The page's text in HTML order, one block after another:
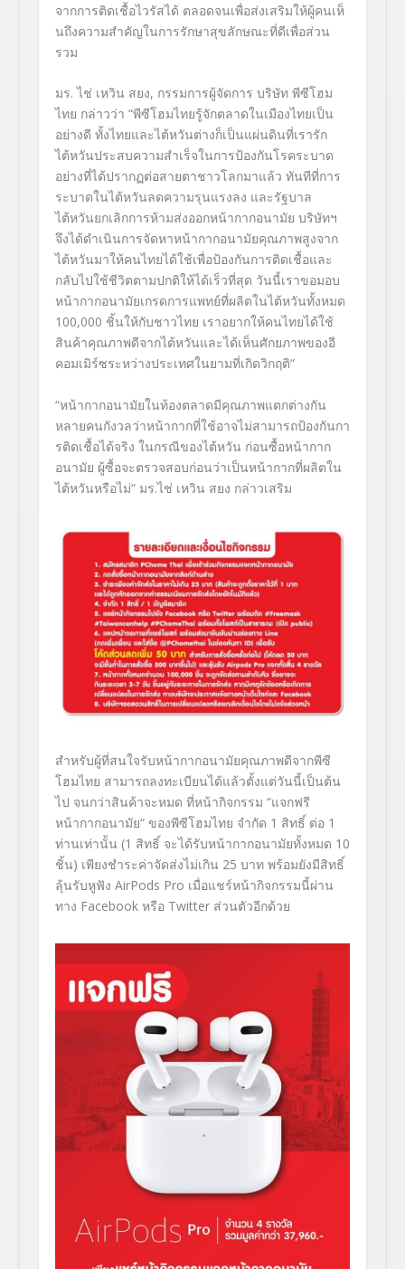
จากการติดเชื้อไวรัสได้ ตลอดจนเพื่อส่งเสริมให้ผู้คนเห็
นถึงความสำคัญในการรักษาสุขลักษณะที่ดีเพื่อส่วน
รวม
มร. ไช่ เหวิน สยง, กรรมการผู้จัดการ บริษัท พีซีโฮม
ไทย กล่าวว่า “พีซีโฮมไทยรู้จักตลาดในเมืองไทยเป็น
อย่างดี ทั้งไทยและไต้หวันต่างก็เป็นแผ่นดินที่เรารัก
ไต้หวันประสบความสำเร็จในการป้องกันโรคระบาด
อย่างที่ได้ปรากฏต่อสายตาชาวโลกมาแล้ว ทันทีที่การ
ระบาดในไต้หวันลดความรุนแรงลง และรัฐบาล
ไต้หวันยกเลิกการห้ามส่งออกหน้ากากอนามัย บริษัทฯ
จึงได้ดำเนินการจัดหาหน้ากากอนามัยคุณภาพสูงจาก
ไต้หวันมาให้คนไทยได้ใช้เพื่อป้องกันการติดเชื้อและ
กลับไปใช้ชีวิตตามปกติให้ได้เร็วที่สุด วันนี้เราขอมอบ
หน้ากากอนามัยเกรดการแพทย์ที่ผลิตในไต้หวันทั้งหมด
100,000 ชิ้นให้กับชาวไทย เราอยากให้คนไทยได้ใช้
สินค้าคุณภาพดีจากไต้หวันและได้เห็นศักยภาพของอี
คอมเมิร์ซระหว่างประเทศในยามที่เกิดวิกฤติ“
“หน้ากากอนามัยในท้องตลาดมีคุณภาพแตกต่างกัน
หลายคนกังวลว่าหน้ากากที่ใช้อาจไม่สามารถป้องกันกา
รติดเชื้อได้จริง ในกรณีของไต้หวัน ก่อนซื้อหน้ากาก
อนามัย ผู้ซื้อจะตรวจสอบก่อนว่าเป็นหน้ากากที่ผลิตใน
ไต้หวันหรือไม่“ มร.ไช่ เหวิน สยง กล่าวเสริม
สำหรับผู้ที่สนใจรับหน้ากากอนามัยคุณภาพดีจากพีซี
โฮมไทย สามารถลงทะเบียนได้แล้วตั้งแต่วันนี้เป็นต้น
ไป จนกว่าสินค้าจะหมด ที่หน้ากิจกรรม “แจกฟรี
หน้ากากอนามัย“ ของพีซีโฮมไทย จำกัด 1 สิทธิ์ ต่อ 1
ท่านเท่านั้น (1 สิทธิ์ จะได้รับหน้ากากอนามัยทั้งหมด 10
ชิ้น) เพียงชำระค่าจัดส่งไม่เกิน 25 บาท พร้อมยังมีสิทธิ์
ลุ้นรับหูฟัง AirPods Pro เมื่อแชร์หน้ากิจกรรมนี้ผ่าน
ทาง Facebook หรือ Twitter ส่วนตัวอีกด้วย